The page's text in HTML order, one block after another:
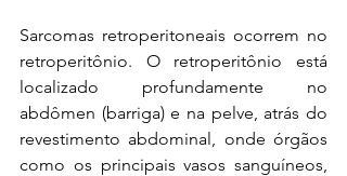
Sarcomas retroperitoneais ocorrem no
retroperitônio. O retroperitônio está
localizado profundamente no
abdômen (barriga) e na pelve, atrás do
revestimento abdominal, onde órgãos
como os principais vasos sanguíneos,